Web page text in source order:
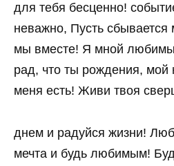
для тебя бесценно!
неважно, Пусть сбывается
мы вместе! Я мной
рад, что ты рождения, мой
меня есть! Живи твоя
днем и радуйся жизни!
мечта и будь любимым!